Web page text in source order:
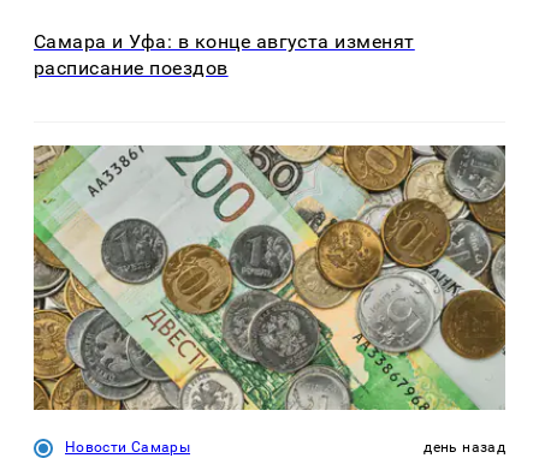
Самара и Уфа: в конце августа изменят
расписание поездов
Новости Самары день назад